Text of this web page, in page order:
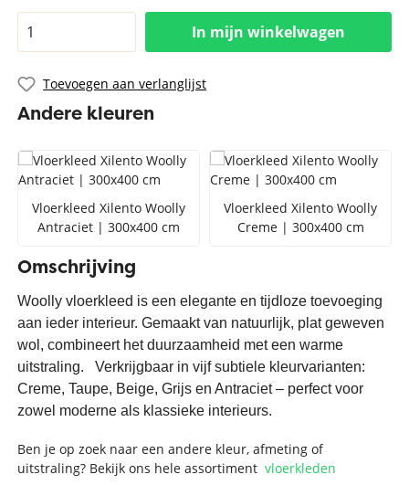
In mijn winkelwagen
Toevoegen aan verlanglijst
Andere kleuren
Vloerkleed Xilento Woolly
Antraciet | 300x400 cm
Vloerkleed Xilento Woolly
Creme | 300x400 cm
Omschrijving
Woolly vloerkleed is een elegante en tijdloze toevoeging
aan ieder interieur. Gemaakt van natuurlijk, plat geweven
wol, combineert het duurzaamheid met een warme
uitstraling. Verkrijgbaar in vijf subtiele kleurvarianten:
Creme, Taupe, Beige, Grijs en Antraciet – perfect voor
zowel moderne als klassieke interieurs.
Ben je op zoek naar een andere kleur, afmeting of
uitstraling? Bekijk ons hele assortimentvloerkleden